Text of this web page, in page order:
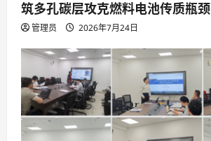
筑多孔碳层攻克燃料电池传质瓶颈
管理员 2026年7月24日